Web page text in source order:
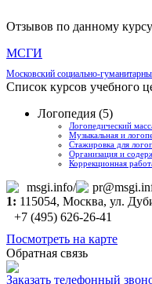
Отзывов по данному
МСГИ
Московский социально-
Список курсов учебного
Логопедия (5)
Логопедический
Музыкальная и
Стажировка для
Организация и
Коррекционная
msgi.info/
1: 115054, Москва, ул.
+7 (495) 626-26-41
Посмотреть на карте
Обратная связь
Заказать телефонный